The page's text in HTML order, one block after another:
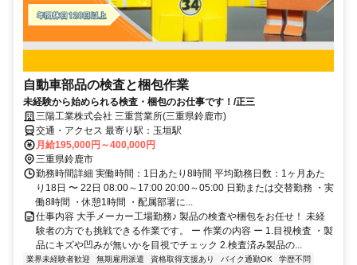
自動車部品の検査と梱包作業
未経験から始められる検査・梱包のお仕事です！/正三
三陽工業株式会社 三重営業所(三重県鈴鹿市)
交通・アクセス 最寄り駅：玉垣駅
月給195,000円～400,000円
三重県鈴鹿市
勤務時間詳細 実働時間：1日あたり8時間 平均勤務日数：1ヶ月あた
り18日 〜 22日 08:00～17:00 20:00～05:00 日勤または交替勤務 ・実
働8時間 ・休憩1時間 ・配属部署に...
仕事内容 大手メーカー工場勤務♪ 製品の検査や梱包をお任せ！ 未経
験者の方でも挑戦できる作業です。 ー 作業の内容 ー 1.目視検査 ・製
品にキズや凹みが無いかを目視でチェック 2.検査済み製品の...
業界未経験者歓迎 無期雇用派遣 資格取得支援あり バイク通勤OK
学歴不問